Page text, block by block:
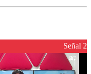
el fin de la
reconstrucciónSeñal 2